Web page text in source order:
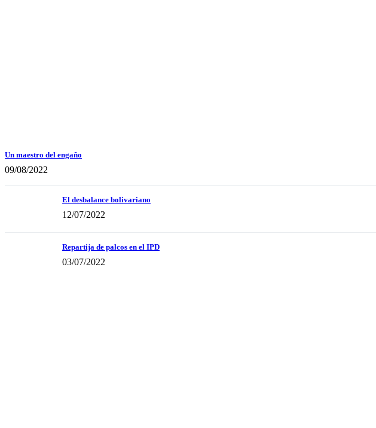
Un maestro del engaño
09/08/2022
El desbalance bolivariano
12/07/2022
Repartija de palcos en el IPD
03/07/2022